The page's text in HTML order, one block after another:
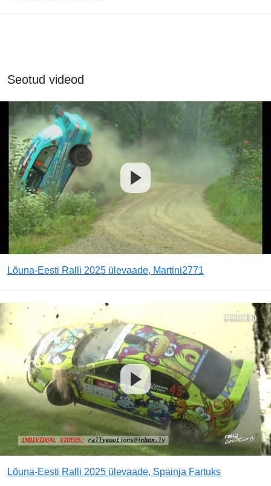
Seotud videod
Lõuna-Eesti Ralli 2025 ülevaade, Martini2771
Lõuna-Eesti Ralli 2025 ülevaade, Spainja Fartuks